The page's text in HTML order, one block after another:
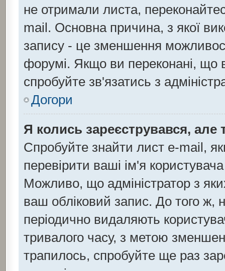
не отримали листа,
mail. Основна причина, з якої
запису - це зменшення
форумі. Якщо ви переконані, що
спробуйте зв'язатись з
Догори
Я колись зареєструвався,
Спробуйте знайти лист e-mail,
перевірити ваші ім'я
Можливо, що адміністратор з
ваш обліковий запис. До того ж,
періодично видаляють
тривалого часу, з метою
трапилось, спробуйте ще раз